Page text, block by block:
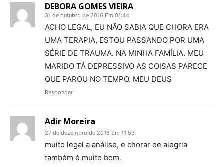
DEBORA GOMES VIEIRA
31 de outubro de 2016 Em 01:44
ACHO LEGAL, EU NÃO SABIA QUE CHORA ERA
UMA TERAPIA, ESTOU PASSANDO POR UMA
SÉRIE DE TRAUMA. NA MINHA FAMÍLIA. MEU
MARIDO TÁ DEPRESSIVO AS COISAS PARECE
QUE PAROU NO TEMPO. MEU DEUS
Responder
Adir Moreira
27 de dezembro de 2016 Em 11:53
muito legal a análise, e chorar de alegria
também é muito bom.